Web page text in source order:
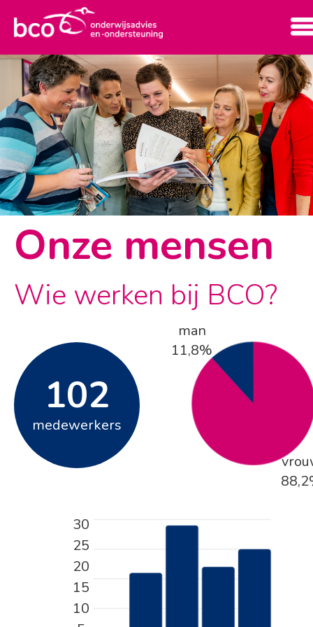
Onze mensen
Wie werken bij BCO?
102
medewerkers
man
11,8%
30
25
20
15
10